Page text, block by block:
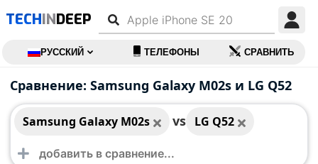
TECHINDEEP
РУССКИЙ ТЕЛЕФОНЫ СРАВНИТЬ
Сравнение: Samsung Galaxy M02s и LG Q52
Samsung Galaxy M02s vs LG Q52
Samsung Galaxy
M02s
LG Q52